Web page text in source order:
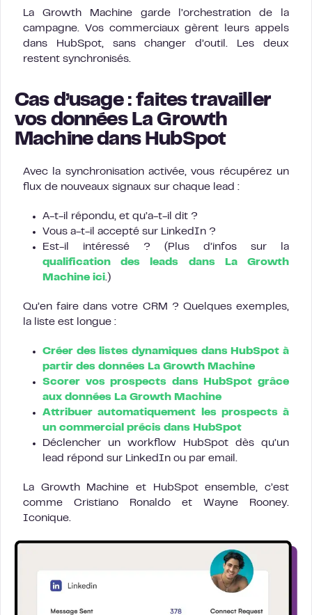
La Growth Machine garde l’orchestration de la
campagne. Vos commerciaux gèrent leurs appels
dans HubSpot, sans changer d’outil. Les deux
restent synchronisés.
Cas d’usage : faites travailler
vos données La Growth
Machine dans HubSpot
Avec la synchronisation activée, vous récupérez un
flux de nouveaux signaux sur chaque lead :
A-t-il répondu, et qu’a-t-il dit ?
Vous a-t-il accepté sur LinkedIn ?
Est-il intéressé ? (Plus d’infos sur la
qualification des leads dans La Growth
Machine ici.)
Qu’en faire dans votre CRM ? Quelques exemples,
la liste est longue :
Créer des listes dynamiques dans HubSpot à
partir des données La Growth Machine
Scorer vos prospects dans HubSpot grâce
aux données La Growth Machine
Attribuer automatiquement les prospects à
un commercial précis dans HubSpot
Déclencher un workflow HubSpot dès qu’un
lead répond sur LinkedIn ou par email.
La Growth Machine et HubSpot ensemble, c’est
comme Cristiano Ronaldo et Wayne Rooney.
Iconique.